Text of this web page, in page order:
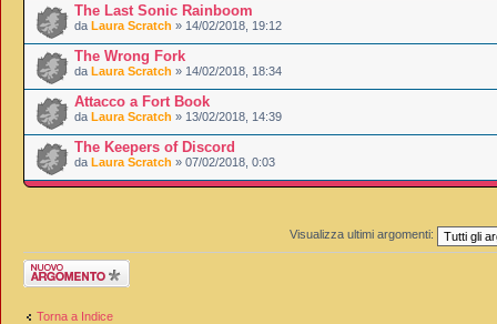
The Last Sonic Rainboom
da Laura Scratch » 14/02/2018, 19:12
The Wrong Fork
da Laura Scratch » 14/02/2018, 18:34
Attacco a Fort Book
da Laura Scratch » 13/02/2018, 14:39
The Keepers of Discord
da Laura Scratch » 07/02/2018, 0:03
Visualizza ultimi argomenti:
Scrivi un nuovo
argomento
Torna a Indice